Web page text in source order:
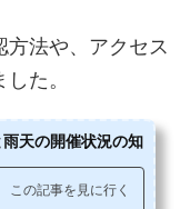
法や、アクセス
た。
天の開催状況の知
早く開催され、約13,000
れた花火大会です。時間が
この記事を見に行く